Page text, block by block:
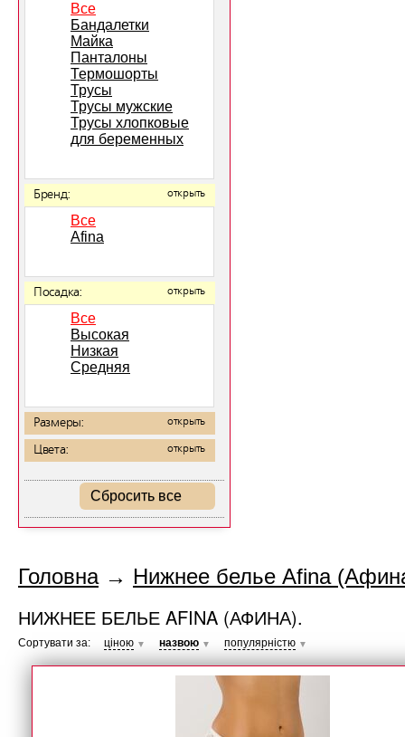
Все
Бандалетки
Майка
Панталоны
Термошорты
Трусы
Трусы мужские
Трусы хлопковые
для беременных
Бренд: открыть
Все
Afina
Посадка: открыть
Все
Высокая
Низкая
Средняя
Размеры: открыть
Цвета: открыть
Сбросить все
Головна→ Нижнее белье Afina
НИЖНЕЕ БЕЛЬЕ AFINA (АФИНА).
Сортувати за: ціною ▼ назвою ▼ популярністю ▼